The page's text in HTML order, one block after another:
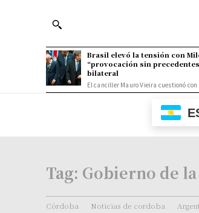
Brasil elevó la tensión con
“provocación sin
bilateral
El canciller Mauro Vieira cuestionó
Tag: Gobierno de
Córdoba Noticias de cordoba